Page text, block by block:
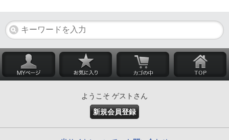
ようこそ ゲストさん
新規会員登録